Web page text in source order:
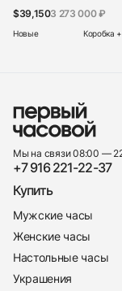
$39,1503 273 000 ₽
Новые Коробка
Мы на связи 08:00 —
+7 916 221-22-37
Купить
Мужские часы
Женские часы
Настольные часы
Украшения